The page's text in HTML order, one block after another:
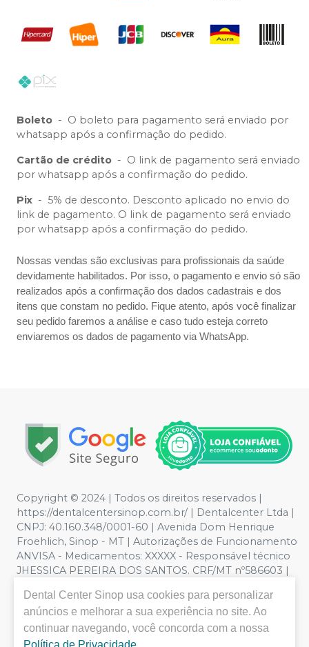
Boleto - O boleto para pagamento será enviado por
whatsapp após a confirmação do pedido.
Cartão de crédito - O link de pagamento será enviado
por whatsapp após a confirmação do pedido.
Pix - 5% de desconto. Desconto aplicado no envio do
link de pagamento. O link de pagamento será enviado
por whatsapp após a confirmação do pedido.
Nossas vendas são exclusivas para profissionais da saúde
devidamente habilitados. Por isso, o pagamento e envio só são
realizados após a confirmação dos dados cadastrais e dos
itens que constam no pedido. Fique atento, após você finalizar
seu pedido faremos a análise e caso tudo esteja correto
enviaremos os dados de pagamento via WhatsApp.
Copyright © 2024 | Todos os direitos reservados |
https://dentalcentersinop.com.br/ | Dentalcenter Ltda |
CNPJ: 40.160.348/0001-60 | Avenida Dom Henrique
Froehlich, Sinop - MT | Autorizações de Funcionamento
ANVISA - Medicamentos: XXXXX - Responsável técnico
JHESSICA PEREIRA DOS SANTOS. CRF/MT nº586603 |
ilustrativas - Os preços e condições da loja virtual estão
sujeitos a alterações. Em caso de divergência de preços
no site, o valor válido é o do Carrinho de Compra. Não
vendemos por atacado por isso nos reservamos o
Dental Center Sinop usa cookies para personalizar
anúncios e melhorar a sua experiência no site. Ao
continuar navegando, você concorda com a nossa
Política de Privacidade